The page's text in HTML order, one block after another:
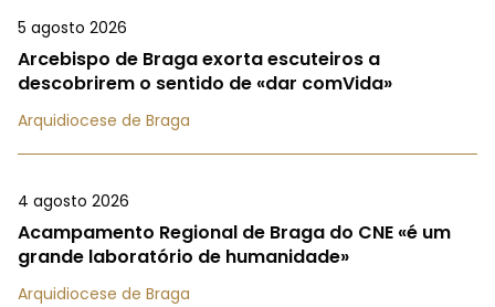
5 agosto 2026
Arcebispo de Braga exorta escuteiros a
descobrirem o sentido de «dar comVida»
Arquidiocese de Braga
4 agosto 2026
Acampamento Regional de Braga do CNE «é um
grande laboratório de humanidade»
Arquidiocese de Braga